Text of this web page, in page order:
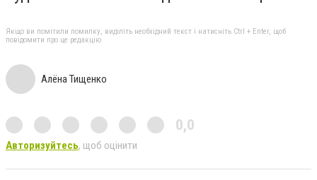
Якщо ви помітили помилку, виділіть необхідний текст і натисніть Ctrl + Enter, щоб
повідомити про це редакцію
Алёна Тищенко
0,0
Авторизуйтесь, щоб оцінити